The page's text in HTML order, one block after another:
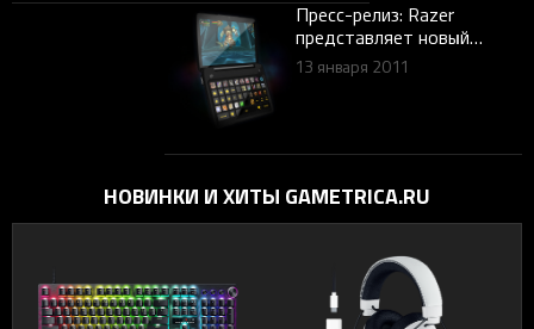
Пресс-релиз: Razer
представляет новый
концептуальный дизайн
мобильного игрового ПК
13 января 2011
НОВИНКИ И ХИТЫ GAMETRICA.RU